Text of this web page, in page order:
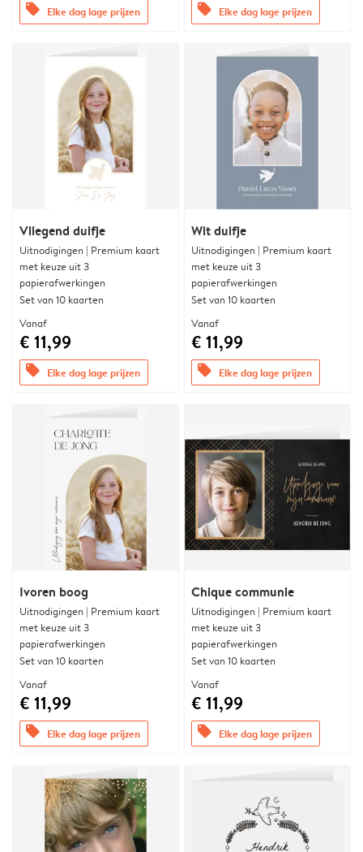
offers Elke dag lage prijzen offers Elke dag lage prijzen
Vliegend duifje
Uitnodigingen | Premium kaart
met keuze uit 3
papierafwerkingen
Set van 10 kaarten
Vanaf
€ 11,99
offers Elke dag lage prijzen
Wit duifje
Uitnodigingen | Premium kaart
met keuze uit 3
papierafwerkingen
Set van 10 kaarten
Vanaf
€ 11,99
offers Elke dag lage prijzen
Ivoren boog
Uitnodigingen | Premium kaart
met keuze uit 3
papierafwerkingen
Set van 10 kaarten
Vanaf
€ 11,99
offers Elke dag lage prijzen
Chique communie
Uitnodigingen | Premium kaart
met keuze uit 3
papierafwerkingen
Set van 10 kaarten
Vanaf
€ 11,99
offers Elke dag lage prijzen